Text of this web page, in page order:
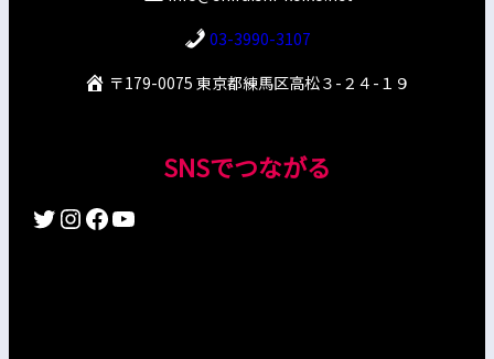
03-3990-3107
〒179-0075 東京都練馬区高松３-２４-１９
SNSでつながる
Twitter InstagramFacebook YouTube